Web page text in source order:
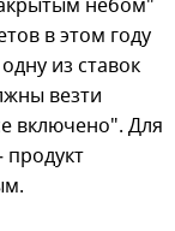
в этом году
из ставок
везти
включено". Для
продукт